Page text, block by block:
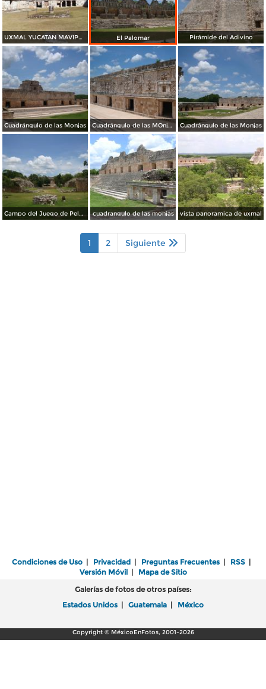
UXMAL YUCATAN MAVIPOL El Palomar Pirámide del Adivino
Cuadrángulo de las Monjas Cuadrángulo de las MOnjas Cuadrángulo de las Monjas
Campo del Juego de Pelota cuadrangulo de las monjas vista panoramica de uxmal
1 2 Siguiente
Condiciones de Uso | Privacidad | Preguntas Frecuentes | RSS |
Versión Móvil| Mapa de Sitio
Galerías de fotos de otros países:
Estados Unidos | Guatemala | México
Copyright © MéxicoEnFotos, 2001-2026